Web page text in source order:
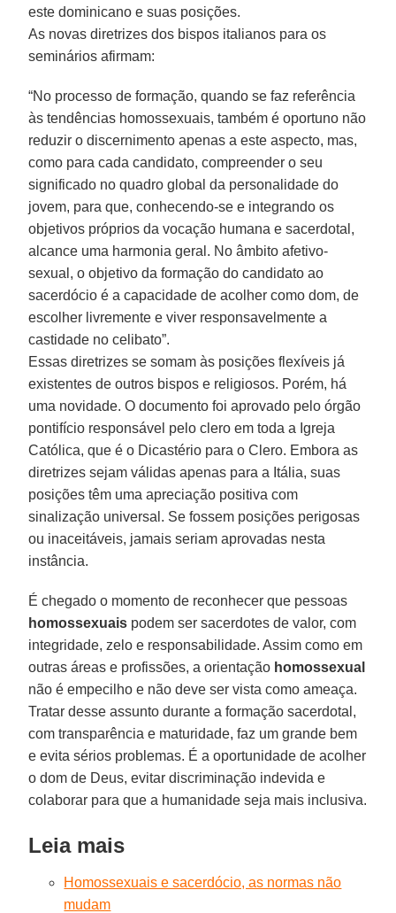
este dominicano e suas posições.
As novas diretrizes dos bispos italianos para os
seminários afirmam:
“No processo de formação, quando se faz referência
às tendências homossexuais, também é oportuno não
reduzir o discernimento apenas a este aspecto, mas,
como para cada candidato, compreender o seu
significado no quadro global da personalidade do
jovem, para que, conhecendo-se e integrando os
objetivos próprios da vocação humana e sacerdotal,
alcance uma harmonia geral. No âmbito afetivo-
sexual, o objetivo da formação do candidato ao
sacerdócio é a capacidade de acolher como dom, de
escolher livremente e viver responsavelmente a
castidade no celibato”.
Essas diretrizes se somam às posições flexíveis já
existentes de outros bispos e religiosos. Porém, há
uma novidade. O documento foi aprovado pelo órgão
pontifício responsável pelo clero em toda a Igreja
Católica, que é o Dicastério para o Clero. Embora as
diretrizes sejam válidas apenas para a Itália, suas
posições têm uma apreciação positiva com
sinalização universal. Se fossem posições perigosas
ou inaceitáveis, jamais seriam aprovadas nesta
instância.
É chegado o momento de reconhecer que pessoas
homossexuais podem ser sacerdotes de valor, com
integridade, zelo e responsabilidade. Assim como em
outras áreas e profissões, a orientação homossexual
não é empecilho e não deve ser vista como ameaça.
Tratar desse assunto durante a formação sacerdotal,
com transparência e maturidade, faz um grande bem
e evita sérios problemas. É a oportunidade de acolher
o dom de Deus, evitar discriminação indevida e
colaborar para que a humanidade seja mais inclusiva.
Leia mais
Homossexuais e sacerdócio, as normas não
mudam